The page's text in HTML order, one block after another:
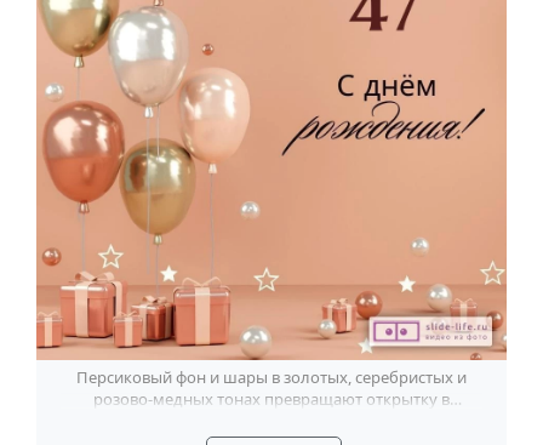
Персиковый фон и шары в золотых, серебристых и
розово-медных тонах превращают открытку в